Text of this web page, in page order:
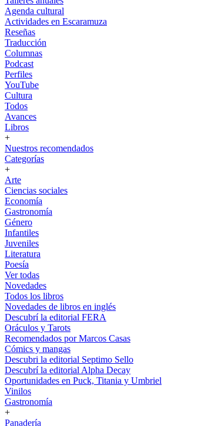
Agenda cultural
Actividades en Escaramuza
Reseñas
Traducción
Columnas
Podcast
Perfiles
YouTube
Cultura
Todos
Avances
Libros
+
Nuestros recomendados
Categorías
+
Arte
Ciencias sociales
Economía
Gastronomía
Género
Infantiles
Juveniles
Literatura
Poesía
Ver todas
Novedades
Todos los libros
Novedades de libros en inglés
Descubrí la editorial FERA
Oráculos y Tarots
Recomendados por Marcos Casas
Cómics y mangas
Descubri la editorial Septimo Sello
Descubrí la editorial Alpha Decay
Oportunidades en Puck, Titania y Umbriel
Vinilos
Gastronomía
+
Panadería